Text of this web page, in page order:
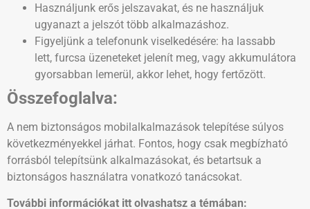
Használjunk erős jelszavakat, és ne használjuk
ugyanazt a jelszót több alkalmazáshoz.
Figyeljünk a telefonunk viselkedésére: ha lassabb
lett, furcsa üzeneteket jelenít meg, vagy akkumulátora
gyorsabban lemerül, akkor lehet, hogy fertőzött.
Összefoglalva:
A nem biztonságos mobilalkalmazások telepítése súlyos
következményekkel járhat. Fontos, hogy csak megbízható
forrásból telepítsünk alkalmazásokat, és betartsuk a
biztonságos használatra vonatkozó tanácsokat.
További információkat itt olvashatsz a témában: